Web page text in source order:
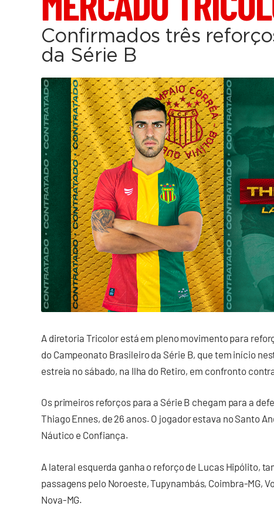
Confirmados três
da Série B
A diretoria Tricolor está em pleno movimento para
do Campeonato Brasileiro da Série B, que tem início
estreia no sábado, na Ilha do Retiro, em confronto
Os primeiros reforços para a Série B chegam para a
Thiago Ennes, de 26 anos. O jogador estava no Santo
Náutico e Confiança.
A lateral esquerda ganha o reforço de Lucas Hipólito,
passagens pelo Noroeste, Tupynambás, Coimbra-MG,
Nova-MG.